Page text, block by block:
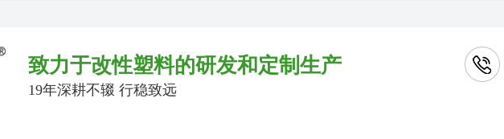
致力于改性塑料的研发和定制生产
19年深耕不辍 行稳致远